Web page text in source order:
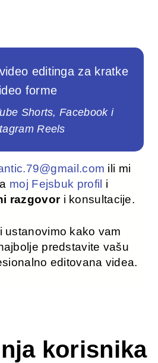
editinga za kratke
forme
Shorts, Facebook i
Reels
ili mi
moj Fejsbuk profil i
razgovori konsultacije.
ustanovimo kako vam
predstavite vašu
editovana videa.
korisnika